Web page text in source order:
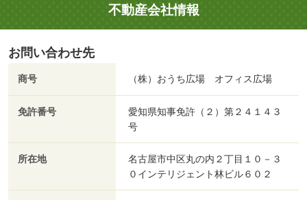
不動産会社情報
お問い合わせ先
商号 （株）おうち広場 オフィス広場
免許番号
愛知県知事免許（２）第２４１４３
号
所在地
名古屋市中区丸の内２丁目１０－３
０インテリジェント林ビル６０２